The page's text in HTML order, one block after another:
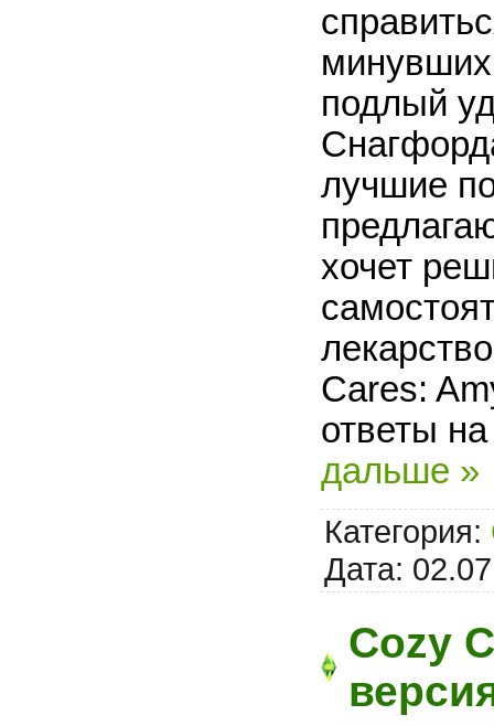
минувших
подлый
лучшие
хочет
Cares:
ответы
дальше »
Категория:
Дата:
Cozy